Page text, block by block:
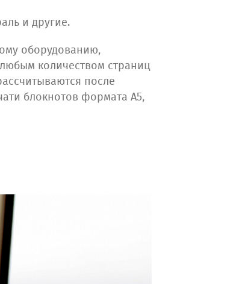
и другие.
оборудованию,
количеством страниц
после
блокнотов формата А5,